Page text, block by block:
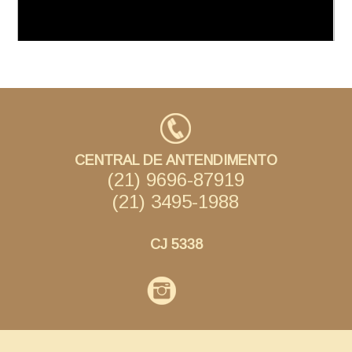
CENTRAL DE ANTENDIMENTO
(21) 9696-87919
(21) 3495-1988
CJ 5338